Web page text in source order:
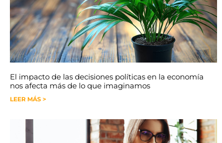
El impacto de las decisiones políticas en la economía
nos afecta más de lo que imaginamos
LEER MÁS >